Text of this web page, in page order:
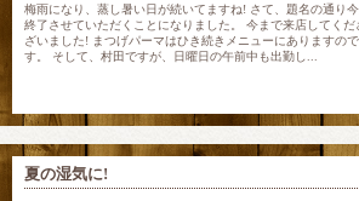
梅雨になり、蒸し暑い日が続いてますね! さて、題名の通り
終了させていただくことになりました。 今まで来店してく
ざいました! まつげパーマはひき続きメニューにありますの
す。 そして、村田ですが、日曜日の午前中も出勤し...
夏の湿気に!